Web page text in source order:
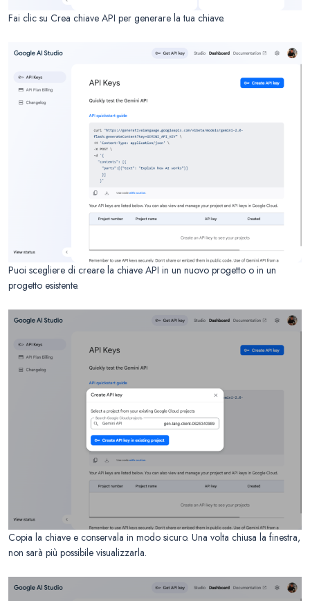
Fai clic su Crea chiave API per generare la tua chiave.
Puoi scegliere di creare la chiave API in un nuovo progetto o in un
progetto esistente.
Copia la chiave e conservala in modo sicuro. Una volta chiusa la finestra,
non sarà più possibile visualizzarla.